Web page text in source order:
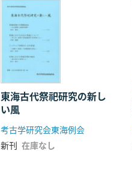
東海古代祭祀研究の新し
い風
考古学研究会東海例会
新刊 在庫なし